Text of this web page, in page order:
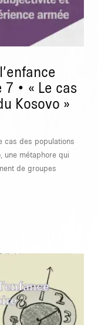
• « Le cas
Kosovo »
cas des populations
une métaphore qui
de groupes